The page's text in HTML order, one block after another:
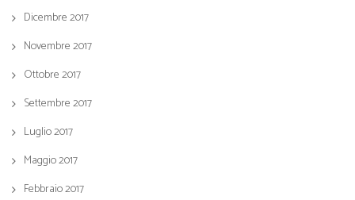
Dicembre 2017
Novembre 2017
Ottobre 2017
Settembre 2017
Luglio 2017
Maggio 2017
Febbraio 2017